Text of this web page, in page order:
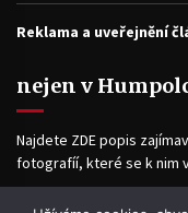
Reklama a uveřejnění
nejen v
Najdete ZDE popis
fotografíí, které se k nim